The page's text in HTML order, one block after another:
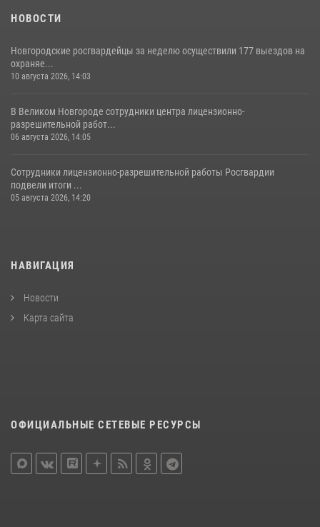
НОВОСТИ
Новгородские росгвардейцы за неделю осуществили 177 выездов на
охраняе...
10 августа 2026, 14:03
В Великом Новгороде сотрудники центра лицензионно-
разрешительной работ...
06 августа 2026, 14:05
Сотрудники лицензионно-разрешительной работы Росгвардии
подвели итоги ...
05 августа 2026, 14:20
НАВИГАЦИЯ
Новости
Карта сайта
ОФИЦИАЛЬНЫЕ СЕТЕВЫЕ РЕСУРСЫ